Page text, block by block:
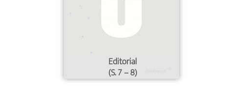
Editorial
(S. 7 – 8)